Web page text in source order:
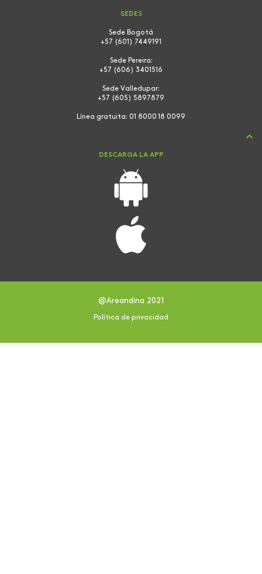
SEDES
Sede Bogotá
+57 (601) 7449191
Sede Pereira:
+57 (606) 3401516
Sede Valledupar:
+57 (605) 5897879
Línea gratuita: 01 8000 18 0099
DESCARGA LA APP
@Areandina 2021
Política de privacidad